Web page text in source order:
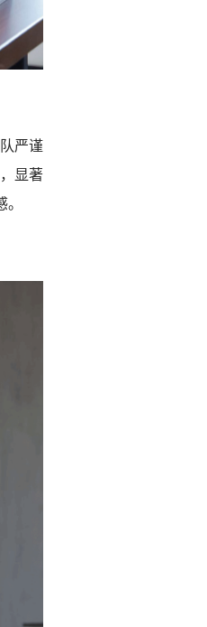
严谨
显著